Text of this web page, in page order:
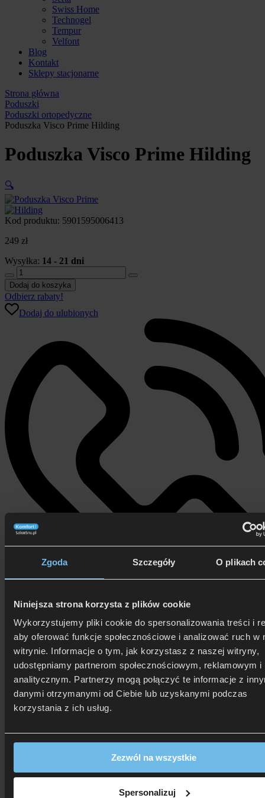
Zgoda Szczegóły O plikach
Niniejsza strona korzysta z plików cookie
Wykorzystujemy pliki cookie do spersonalizowania treści i
aby oferować funkcje społecznościowe i analizować ruch w
witrynie. Informacje o tym, jak korzystasz z naszej witryny,
udostępniamy partnerom społecznościowym, reklamowym i
analitycznym. Partnerzy mogą połączyć te informacje z
danymi otrzymanymi od Ciebie lub uzyskanymi podczas
korzystania z ich usług.
Zezwól na wszystkie
Spersonalizuj
Swiss Home
Technogel
Tempur
Velfont
Blog
Kontakt
Sklepy stacjonarne
Strona główna
Poduszki
Poduszki ortopedyczne
Poduszka Visco Prime Hilding
Poduszka Visco Prime Hilding
🔍
Kod produktu: 5901595006413
249 zł
Wysyłka: 14 - 21 dni
ilość
Poduszka
Visco
Prime
Hilding
Dodaj do koszyka
Odbierz rabaty!
Dodaj do ulubionych
506 626 678- Zamów telefonicznie
Zadzwoń i dowiedz się, jak dostać rabat!